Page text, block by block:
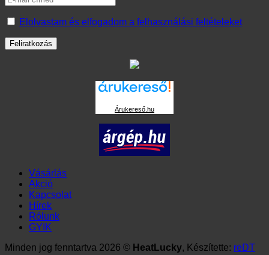
Elolvastam és elfogadom a felhasználási feltételeket
Árukereső.hu
Vásárlás
Akció
Kapcsolat
Hírek
Rólunk
GYIK
Minden jog fenntartva 2026 © HeatLucky, Készítette: reDT